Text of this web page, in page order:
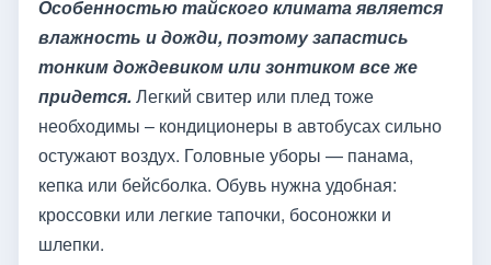
Особенностью тайского климата является
влажность и дожди, поэтому запастись
тонким дождевиком или зонтиком все же
придется. Легкий свитер или плед тоже
необходимы – кондиционеры в автобусах сильно
остужают воздух. Головные уборы — панама,
кепка или бейсболка. Обувь нужна удобная:
кроссовки или легкие тапочки, босоножки и
шлепки.